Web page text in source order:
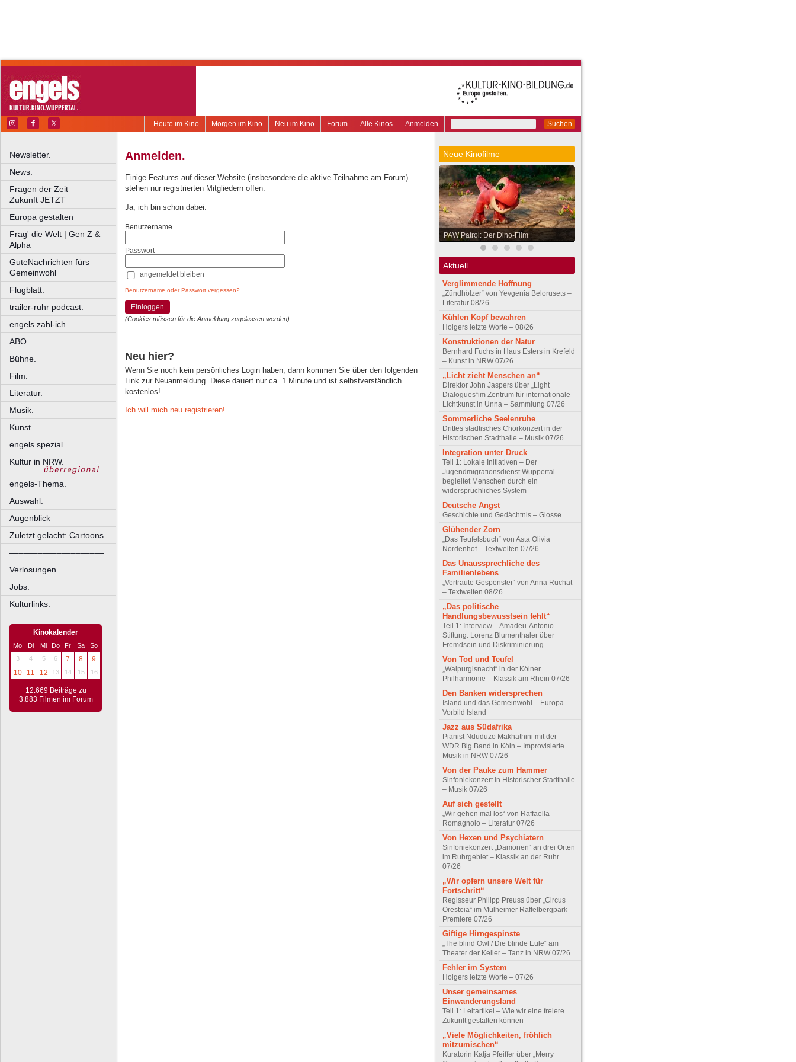
Suchen
Anmelden
Alle Kinos
Forum
Neu im Kino
Morgen im Kino
Heute im Kino
Newsletter.
News.
Fragen der Zeit
Zukunft JETZT
Europa gestalten
Frag' die Welt | Gen Z &
Alpha
GuteNachrichten fürs
Gemeinwohl
Flugblatt.
trailer-ruhr podcast.
engels zahl-ich.
ABO.
Bühne.
Film.
Literatur.
Musik.
Kunst.
engels spezial.
Kultur in NRW.
engels-Thema.
Auswahl.
Augenblick
Zuletzt gelacht: Cartoons.
––––––––––––––––––––
Verlosungen.
Jobs.
Kulturlinks.
Kinokalender
Mo Di Mi Do Fr Sa
So
3
4 5 6 7 8
9
10
11 12 13 14 15 16
12.669 Beiträge zu
3.883 Filmen im Forum
Anmelden.
Einige Features auf dieser Website (insbesondere die aktive Teilnahme am Forum)
stehen nur registrierten Mitgliedern offen.
Ja, ich bin schon dabei:
Benutzername
Passwort
angemeldet bleiben
Benutzername oder Passwort vergessen?
Einloggen
(Cookies müssen für die Anmeldung zugelassen werden)
Neu hier?
Wenn Sie noch kein persönliches Login haben, dann kommen Sie über den folgenden
Link zur Neuanmeldung. Diese dauert nur ca. 1 Minute und ist selbstverständlich
kostenlos!
Ich will mich neu registrieren!
Neue Kinofilme
PAW Patrol: Der Dino-Film
Aktuell
Verglimmende Hoffnung
„Zündhölzer“ von Yevgenia Belorusets –
Literatur 08/26
Kühlen Kopf bewahren
Holgers letzte Worte – 08/26
Konstruktionen der Natur
Bernhard Fuchs in Haus Esters in Krefeld
– Kunst in NRW 07/26
„Licht zieht Menschen an“
Direktor John Jaspers über „Light
Dialogues“im Zentrum für internationale
Lichtkunst in Unna – Sammlung 07/26
Sommerliche Seelenruhe
Drittes städtisches Chorkonzert in der
Historischen Stadthalle – Musik 07/26
Integration unter Druck
Teil 1: Lokale Initiativen – Der
Jugendmigrationsdienst Wuppertal
begleitet Menschen durch ein
widersprüchliches System
Deutsche Angst
Geschichte und Gedächtnis – Glosse
Glühender Zorn
„Das Teufelsbuch“ von Asta Olivia
Nordenhof – Textwelten 07/26
Das Unaussprechliche des
Familienlebens
„Vertraute Gespenster“ von Anna Ruchat
– Textwelten 08/26
„Das politische
Handlungsbewusstsein fehlt“
Teil 1: Interview – Amadeu-Antonio-
Stiftung: Lorenz Blumenthaler über
Fremdsein und Diskriminierung
Von Tod und Teufel
„Walpurgisnacht“ in der Kölner
Philharmonie – Klassik am Rhein 07/26
Den Banken widersprechen
Island und das Gemeinwohl – Europa-
Vorbild Island
Jazz aus Südafrika
Pianist Nduduzo Makhathini mit der
WDR Big Band in Köln – Improvisierte
Musik in NRW 07/26
Von der Pauke zum Hammer
Sinfoniekonzert in Historischer Stadthalle
– Musik 07/26
Auf sich gestellt
„Wir gehen mal los“ von Raffaella
Romagnolo – Literatur 07/26
Von Hexen und Psychiatern
Sinfoniekonzert „Dämonen“ an drei Orten
im Ruhrgebiet – Klassik an der Ruhr
07/26
„Wir opfern unsere Welt für
Fortschritt“
Regisseur Philipp Preuss über „Circus
Oresteia“ im Mülheimer Raffelbergpark –
Premiere 07/26
Giftige Hirngespinste
„The blind Owl / Die blinde Eule“ am
Theater der Keller – Tanz in NRW 07/26
Fehler im System
Holgers letzte Worte – 07/26
Unser gemeinsames
Einwanderungsland
Teil 1: Leitartikel – Wie wir eine freiere
Zukunft gestalten können
„Viele Möglichkeiten, fröhlich
mitzumischen“
Kuratorin Katja Pfeiffer über „Merry